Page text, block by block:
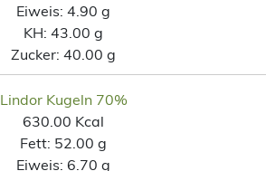
Eiweis: 4.90 g
KH: 43.00 g
Zucker: 40.00 g
Lindor Kugeln 70%
630.00 Kcal
Fett: 52.00 g
Eiweis: 6.70 g